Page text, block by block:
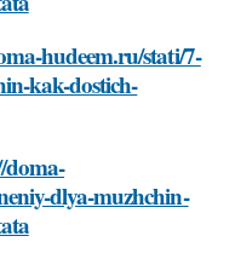
hudeem.ru/stati/7-
kak-dostich-
doma-
dlya-muzhchin-